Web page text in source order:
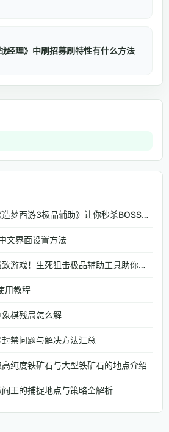
战经理》中刷招募刷特性有什么方法
提升游戏实力！《造梦西游3极品辅助》让你秒杀BOSS、逆天属性一键修改
文界面设置方法
超越常规，体验极致游戏！生死狙击极品辅助工具助你无往不利
用教程
象棋残局怎么解
封禁问题与解决方法汇总
高纯度铁矿石与大型铁矿石的地点介绍
阎王的捕捉地点与策略全解析